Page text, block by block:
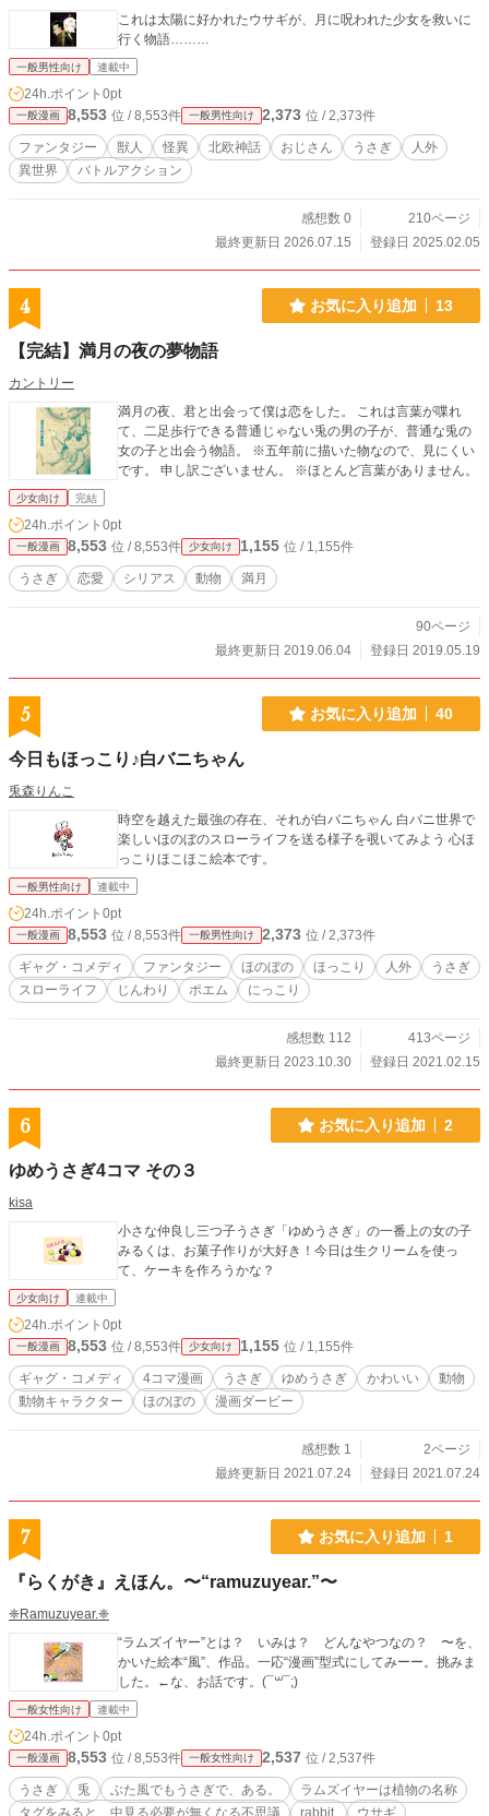
これは太陽に好かれたウサギが、月に呪われた少女を救いに
行く物語………
一般男性向け 連載中
24h.ポイント 0pt
一般漫画 8,553 位 / 8,553件 一般男性向け 2,373 位 / 2,373件
ファンタジー 獣人 怪異 北欧神話 おじさん うさぎ
人外
異世界
バトルアクション
感想数 0
210ページ
最終更新日 2026.07.15
登録日 2025.02.05
4 お気に入り追加 13
【完結】満月の夜の夢物語
カントリー
満月の夜、君と出会って僕は恋をした。 これは言葉が喋れ
て、二足歩行できる普通じゃない兎の男の子が、普通な兎の
女の子と出会う物語。 ※五年前に描いた物なので、見にくい
です。 申し訳ございません。 ※ほとんど言葉がありません。
少女向け 完結
24h.ポイント 0pt
一般漫画 8,553 位 / 8,553件 少女向け 1,155 位 / 1,155件
うさぎ 恋愛 シリアス 動物 満月
90ページ
最終更新日 2019.06.04
登録日 2019.05.19
5 お気に入り追加 40
今日もほっこり♪白バニちゃん
兎森りんこ
時空を越えた最強の存在、それが白バニちゃん 白バニ世界で
楽しいほのぼのスローライフを送る様子を覗いてみよう 心ほ
っこりほこほこ絵本です。
一般男性向け 連載中
24h.ポイント 0pt
一般漫画 8,553 位 / 8,553件 一般男性向け 2,373 位 / 2,373件
ギャグ・コメディ ファンタジー ほのぼの ほっこり 人外
うさぎ
スローライフ
じんわり ポエム にっこり
感想数 112
413ページ
最終更新日 2023.10.30
登録日 2021.02.15
6 お気に入り追加 2
ゆめうさぎ4コマ その３
kisa
小さな仲良し三つ子うさぎ「ゆめうさぎ」の一番上の女の子
みるくは、お菓子作りが大好き！今日は生クリームを使っ
て、ケーキを作ろうかな？
少女向け 連載中
24h.ポイント 0pt
一般漫画 8,553 位 / 8,553件 少女向け 1,155 位 / 1,155件
ギャグ・コメディ 4コマ漫画 うさぎ ゆめうさぎ かわいい
動物
動物キャラクター
ほのぼの 漫画ダービー
感想数 1
2ページ
最終更新日 2021.07.24
登録日 2021.07.24
7 お気に入り追加 1
『らくがき』えほん。〜“ramuzuyear.”〜
❈Ramuzuyear.❈
“ラムズイヤー”とは？ いみは？ どんなやつなの？ 〜を、
かいた絵本“風”、作品。一応“漫画”型式にしてみーー。挑みま
した。←な、お話です。(¯꒳¯;)
一般女性向け 連載中
24h.ポイント 0pt
一般漫画 8,553 位 / 8,553件 一般女性向け 2,537 位 / 2,537件
うさぎ 兎 ぶた風でもうさぎで、ある。
ラムズイヤーは植物の名称
タグをみると、中見る必要が無くなる不思議
rabbit. ウサギ